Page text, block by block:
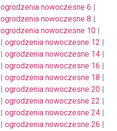
ogrodzenia nowoczesne 6 |
ogrodzenia nowoczesne 8 |
ogrodzenia nowoczesne 10 |
| ogrodzenia nowoczesne 12 |
| ogrodzenia nowoczesne 14 |
| ogrodzenia nowoczesne 16 |
| ogrodzenia nowoczesne 18 |
| ogrodzenia nowoczesne 20 |
| ogrodzenia nowoczesne 22 |
| ogrodzenia nowoczesne 24 |
| ogrodzenia nowoczesne 26 |